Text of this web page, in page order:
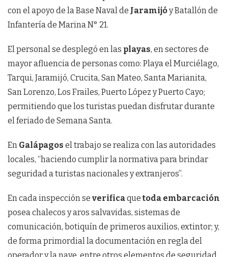
con el apoyo de la Base Naval de Jaramijóy Batallón de
Infantería de Marina N° 21.
El personal se desplegó en las playas, en sectores de
mayor afluencia de personas como: Playa el Murciélago,
Tarqui, Jaramijó, Crucita, San Mateo, Santa Marianita,
San Lorenzo, Los Frailes, Puerto López y Puerto Cayo;
permitiendo que los turistas puedan disfrutar durante
el feriado de Semana Santa.
En Galápagos el trabajo se realiza con las autoridades
locales, “haciendo cumplir la normativa para brindar
seguridad a turistas nacionales y extranjeros”.
En cada inspección se verificaquetoda embarcación
posea chalecos y aros salvavidas, sistemas de
comunicación, botiquín de primeros auxilios, extintor; y,
de forma primordial la documentación en regla del